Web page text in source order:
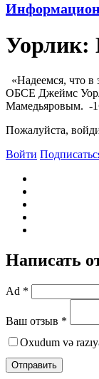
Уорлик:
«Надеемся, что в
ОБСЕ Джеймс
Мамедьяровым. -
Пожалуйста,
Войти
Написать
Ad *
Ваш отзыв *
Oxudum və
Отправить